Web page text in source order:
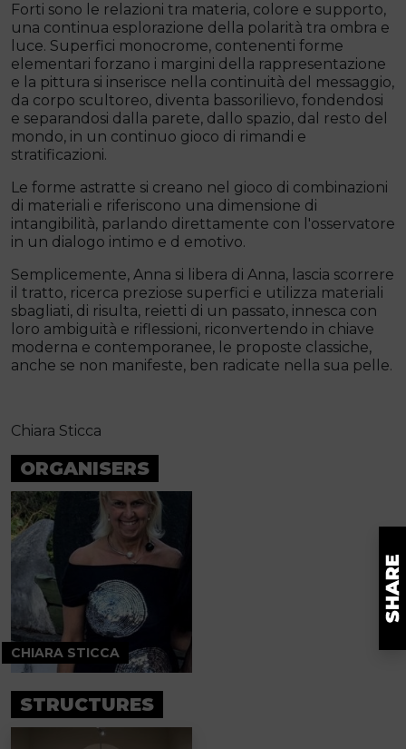
Forti sono le relazioni tra materia, colore e supporto,
una continua esplorazione della polarità tra ombra e
luce. Superfici monocrome, contenenti forme
elementari forzano i margini della rappresentazione
e la pittura si inserisce nella continuità del messaggio,
da corpo scultoreo, diventa bassorilievo, fondendosi
e separandosi dalla parete, dallo spazio, dal resto del
mondo, in un continuo gioco di rimandi e
stratificazioni.
Le forme astratte si creano nel gioco di combinazioni
di materiali e riferiscono una dimensione di
intangibilità, parlando direttamente con l'osservatore
in un dialogo intimo e d emotivo.
Semplicemente, Anna si libera di Anna, lascia scorrere
il tratto, ricerca preziose superfici e utilizza materiali
sbagliati, di risulta, reietti di un passato, innesca con
loro ambiguità e riflessioni, riconvertendo in chiave
moderna e contemporanee, le proposte classiche,
anche se non manifeste, ben radicate nella sua pelle.
Chiara Sticca
ORGANISERS
CHIARA STICCA
STRUCTURES